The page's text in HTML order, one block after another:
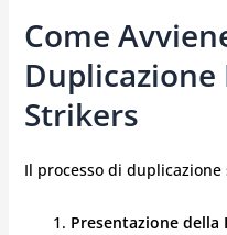
Come
Duplicazione
Strikers
Il processo di duplicazione
Presentazione della